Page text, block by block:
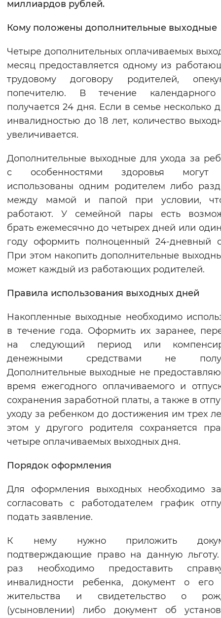
Вернуть стандартные настройки
миллиардов рублей.
Кому положены дополнительные выходные
Четыре дополнительных оплачиваемых
месяц предоставляется одному из
трудовому договору родителей,
попечителю. В течение
получается 24 дня. Если в семье несколько
инвалидностью до 18 лет, количество
увеличивается.
Дополнительные выходные для ухода за
с особенностями здоровья могут
использованы одним родителем либо
между мамой и папой при условии,
работают. У семейной пары есть
брать ежемесячно до четырех дней или
году оформить полноценный 24-дневный
При этом накопить дополнительные
может каждый из работающих родителей.
Правила использования выходных дней
Накопленные выходные необходимо
в течение года. Оформить их заранее,
на следующий период или
денежными средствами не
Дополнительные выходные не
время ежегодного оплачиваемого и
сохранения заработной платы, а также в
уходу за ребенком до достижения им трех
этом у другого родителя сохраняется
четыре оплачиваемых выходных дня.
Порядок оформления
Для оформления выходных необходимо
согласовать с работодателем график
подать заявление.
К нему нужно приложить
подтверждающие право на данную
раз необходимо предоставить
инвалидности ребенка, документ о его
жительства и свидетельство о
(усыновлении) либо документ об